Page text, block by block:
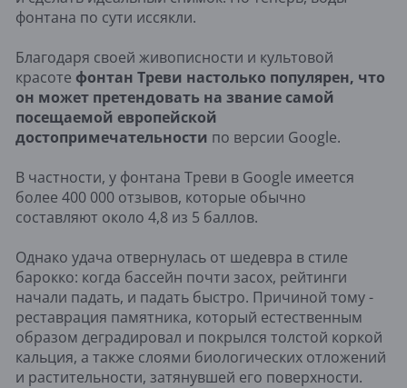
фонтана по сути иссякли.
Благодаря своей живописности и культовой
красоте фонтан Треви настолько популярен, что
он может претендовать на звание самой
посещаемой европейской
достопримечательности по версии Google.
В частности, у фонтана Треви в Google имеется
более 400 000 отзывов, которые обычно
составляют около 4,8 из 5 баллов.
Однако удача отвернулась от шедевра в стиле
барокко: когда бассейн почти засох, рейтинги
начали падать, и падать быстро. Причиной тому -
реставрация памятника, который естественным
образом деградировал и покрылся толстой коркой
кальция, а также слоями биологических отложений
и растительности, затянувшей его поверхности.